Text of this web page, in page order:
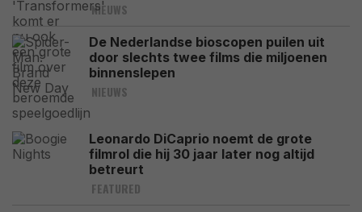
NIEUWS
De Nederlandse bioscopen puilen uit
door slechts twee films die miljoenen
binnenslepen
NIEUWS
Leonardo DiCaprio noemt de grote
filmrol die hij 30 jaar later nog altijd
betreurt
FEATURED